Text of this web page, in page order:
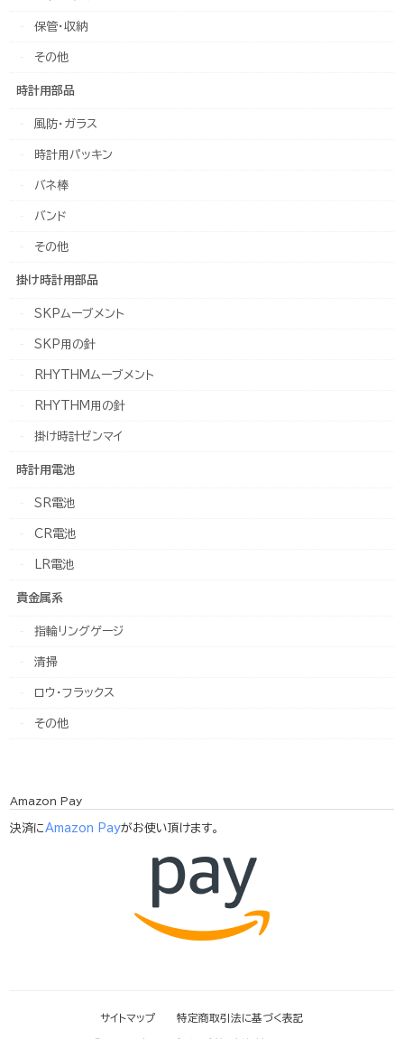
保管・収納
その他
時計用部品
風防・ガラス
時計用パッキン
バネ棒
バンド
その他
掛け時計用部品
SKPムーブメント
SKP用の針
RHYTHMムーブメント
RHYTHM用の針
掛け時計ゼンマイ
時計用電池
SR電池
CR電池
LR電池
貴金属系
指輪リングゲージ
清掃
ロウ・フラックス
その他
Amazon Pay
決済にAmazon Payがお使い頂けます。
サイトマップ 特定商取引法に基づく表記